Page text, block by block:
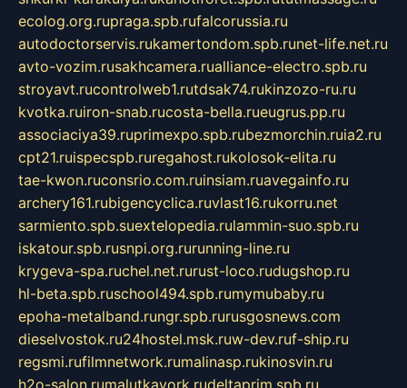
ecolog.org.rupraga.spb.rufalcorussia.ru
autodoctorservis.rukamertondom.spb.runet-life.net.ru
avto-vozim.rusakhcamera.rualliance-electro.spb.ru
stroyavt.rucontrolweb1.rutdsak74.rukinzozo-ru.ru
kvotka.ruiron-snab.rucosta-bella.rueugrus.pp.ru
associaciya39.ruprimexpo.spb.rubezmorchin.ruia2.ru
cpt21.ruispecspb.ruregahost.rukolosok-elita.ru
tae-kwon.ruconsrio.com.ruinsiam.ruavegainfo.ru
archery161.rubigencyclica.ruvlast16.rukorru.net
sarmiento.spb.suextelopedia.rulammin-suo.spb.ru
iskatour.spb.rusnpi.org.rurunning-line.ru
krygeva-spa.ruchel.net.rurust-loco.rudugshop.ru
hl-beta.spb.ruschool494.spb.rumymubaby.ru
epoha-metalband.rungr.spb.rurusgosnews.com
dieselvostok.ru24hostel.msk.ruw-dev.ruf-ship.ru
regsmi.rufilmnetwork.rumalinasp.rukinosvin.ru
h2o-salon.rumalutkayork.rudeltaprim.spb.ru